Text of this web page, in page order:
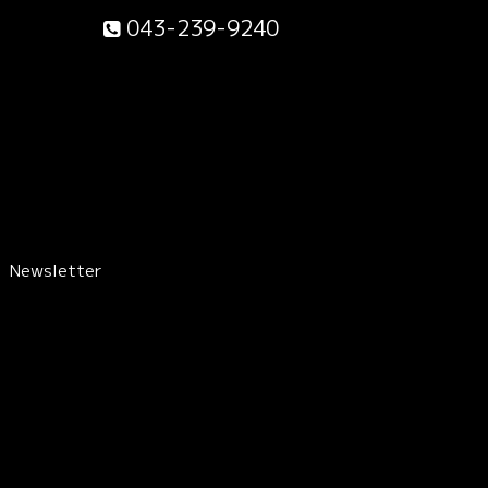
043-239-9240
Newsletter